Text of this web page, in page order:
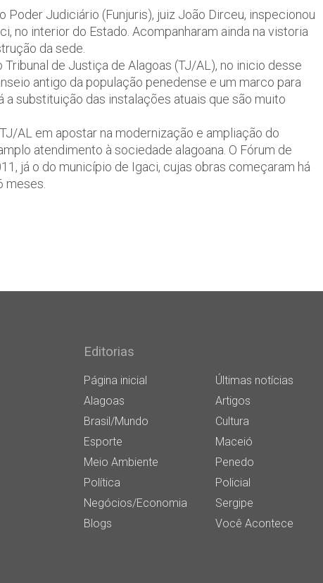
Judiciário (Funjuris), juiz João Dirceu, inspecionou
no interior do Estado. Acompanharam ainda na vistoria
da sede.
de Justiça de Alagoas (TJ/AL), no inicio desse
antigo da população penedense e um marco para
substituição das instalações atuais que são muito
AL em apostar na modernização e ampliação do
atendimento à sociedade alagoana. O Fórum de
já o do município de Igaci, cujas obras começaram há
meses.
Editorias
Página inicial
Últimas notícias
Alagoas
Artigos
Brasil/Mundo
Cultura
Esporte
Maceió
Meio Ambiente
Penedo
Política
Policial
Negócios/Economia
Sergipe
Blogs
Você Acontece